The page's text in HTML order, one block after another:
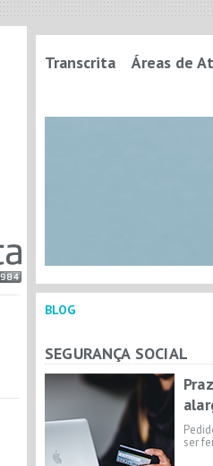
Transcrita Áreas de
BLOG
SEGURANÇA SOCIAL
ser